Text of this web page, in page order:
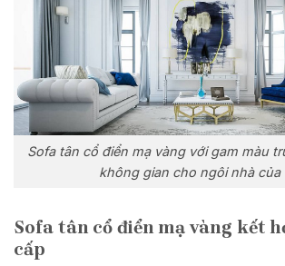
Sofa tân cổ điển mạ vàng với gam màu
không gian cho ngôi nhà của
Sofa tân cổ điển mạ vàng kết
cấp